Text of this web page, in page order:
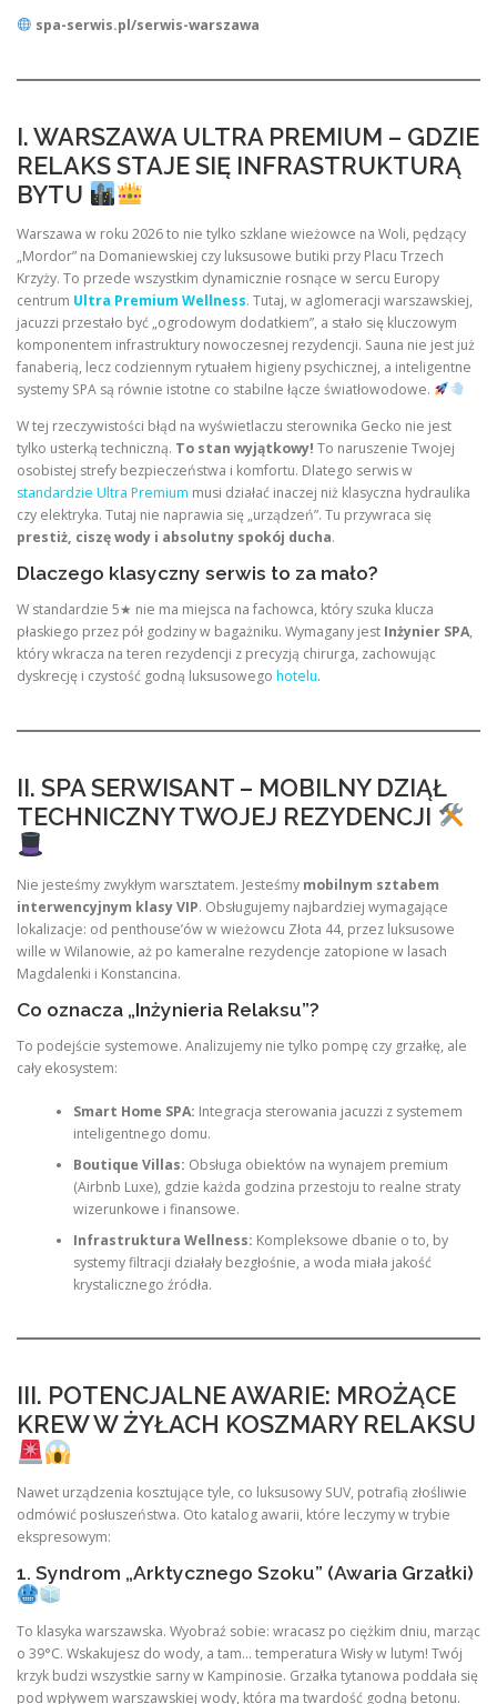
spa-serwis.pl/serwis-warszawa
I. WARSZAWA ULTRA PREMIUM – GDZIE
RELAKS STAJE SIĘ INFRASTRUKTURĄ
BYTU
Warszawa w roku 2026 to nie tylko szklane wieżowce na Woli, pędzący
„Mordor” na Domaniewskiej czy luksusowe butiki przy Placu Trzech
Krzyży. To przede wszystkim dynamicznie rosnące w sercu Europy
centrum Ultra Premium Wellness. Tutaj, w aglomeracji warszawskiej,
jacuzzi przestało być „ogrodowym dodatkiem”, a stało się kluczowym
komponentem infrastruktury nowoczesnej rezydencji. Sauna nie jest już
fanaberią, lecz codziennym rytuałem higieny psychicznej, a inteligentne
systemy SPA są równie istotne co stabilne łącze światłowodowe.
W tej rzeczywistości błąd na wyświetlaczu sterownika Gecko nie jest
tylko usterką techniczną. To stan wyjątkowy! To naruszenie Twojej
osobistej strefy bezpieczeństwa i komfortu. Dlatego serwis w
standardzie Ultra Premium musi działać inaczej niż klasyczna hydraulika
czy elektryka. Tutaj nie naprawia się „urządzeń”. Tu przywraca się
prestiż, ciszę wody i absolutny spokój ducha.
Dlaczego klasyczny serwis to za mało?
W standardzie 5★ nie ma miejsca na fachowca, który szuka klucza
płaskiego przez pół godziny w bagażniku. Wymagany jest Inżynier SPA,
który wkracza na teren rezydencji z precyzją chirurga, zachowując
dyskrecję i czystość godną luksusowego hotelu.
II. SPA SERWISANT – MOBILNY DZIĄŁ
TECHNICZNY TWOJEJ REZYDENCJI
Nie jesteśmy zwykłym warsztatem. Jesteśmy mobilnym sztabem
interwencyjnym klasy VIP. Obsługujemy najbardziej wymagające
lokalizacje: od penthouse’ów w wieżowcu Złota 44, przez luksusowe
wille w Wilanowie, aż po kameralne rezydencje zatopione w lasach
Magdalenki i Konstancina.
Co oznacza „Inżynieria Relaksu”?
To podejście systemowe. Analizujemy nie tylko pompę czy grzałkę, ale
cały ekosystem:
Smart Home SPA: Integracja sterowania jacuzzi z systemem
inteligentnego domu.
Boutique Villas: Obsługa obiektów na wynajem premium
(Airbnb Luxe), gdzie każda godzina przestoju to realne straty
wizerunkowe i finansowe.
Infrastruktura Wellness: Kompleksowe dbanie o to, by
systemy filtracji działały bezgłośnie, a woda miała jakość
krystalicznego źródła.
III. POTENCJALNE AWARIE: MROŻĄCE
KREW W ŻYŁACH KOSZMARY RELAKSU
Nawet urządzenia kosztujące tyle, co luksusowy SUV, potrafią złośliwie
odmówić posłuszeństwa. Oto katalog awarii, które leczymy w trybie
ekspresowym:
1. Syndrom „Arktycznego Szoku” (Awaria Grzałki)
To klasyka warszawska. Wyobraź sobie: wracasz po ciężkim dniu, marząc
o 39°C. Wskakujesz do wody, a tam… temperatura Wisły w lutym! Twój
krzyk budzi wszystkie sarny w Kampinosie. Grzałka tytanowa poddała się
pod wpływem warszawskiej wody, która ma twardość godną betonu.